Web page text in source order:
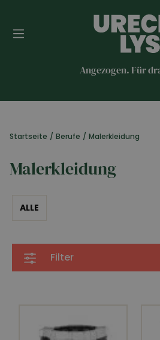
Angezogen. Für
Startseite / Berufe / Malerkleidung
Malerkleidung
ALLE
Filter